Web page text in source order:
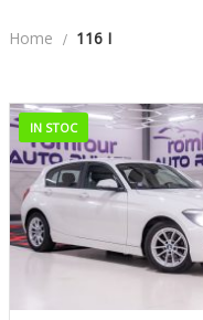
Home 116 I
IN STOC